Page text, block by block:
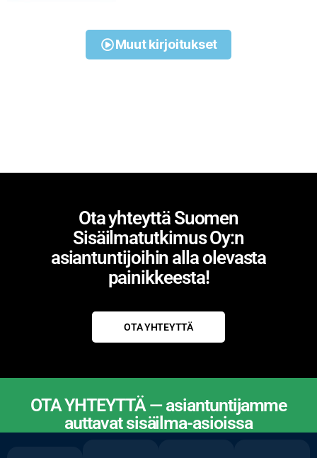
Muut kirjoitukset
Ota yhteyttä Suomen
Sisäilmatutkimus Oy:n
asiantuntijoihin alla olevasta
painikkeesta!
OTA YHTEYTTÄ
OTA YHTEYTTÄ — asiantuntijamme
auttavat sisäilma-asioissa